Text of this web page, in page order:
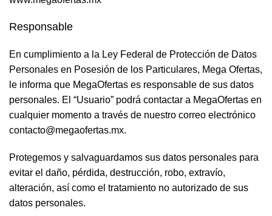
Responsable
En cumplimiento a la Ley Federal de Protección de Datos
Personales en Posesión de los Particulares, Mega Ofertas,
le informa que MegaOfertas es responsable de sus datos
personales. El “Usuario” podrá contactar a MegaOfertas en
cualquier momento a través de nuestro correo electrónico
contacto@megaofertas.mx.
Protegemos y salvaguardamos sus datos personales para
evitar el daño, pérdida, destrucción, robo, extravío,
alteración, así como el tratamiento no autorizado de sus
datos personales.